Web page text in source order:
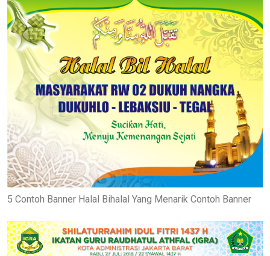
5 Contoh Banner Halal Bihalal Yang Menarik Contoh Banner